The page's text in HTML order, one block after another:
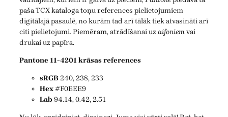
paša TCX kataloga toņu references pielietojumiem
digitālajā pasaulē, no kurām tad arī tālāk tiek atvasināti arī
citi pielietojumi. Piemēram, atrādīšanai uzaifoniemvai
drukai uz papīra.
Pantone 11-4201 krāsas references
sRGB240, 238, 233
Hex#F0EEE9
Lab94.14, 0.42, 2.51